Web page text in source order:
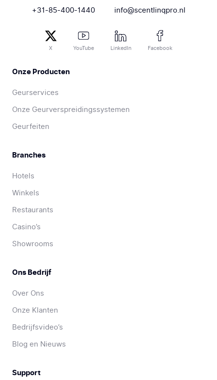
+31-85-400-1440 info@scentlinqpro.nl
X YouTube LinkedIn Facebook
Onze Producten
Geurservices
Onze Geurverspreidingssystemen
Geurfeiten
Branches
Hotels
Winkels
Restaurants
Casino’s
Showrooms
Ons Bedrijf
Over Ons
Onze Klanten
Bedrijfsvideo’s
Blog en Nieuws
Support